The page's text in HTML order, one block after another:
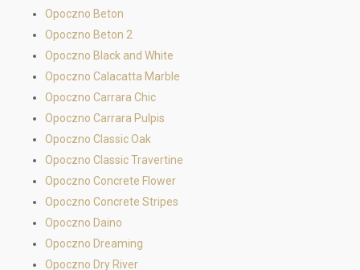
Opoczno Beton
Opoczno Beton 2
Opoczno Black and White
Opoczno Calacatta Marble
Opoczno Carrara Chic
Opoczno Carrara Pulpis
Opoczno Classic Oak
Opoczno Classic Travertine
Opoczno Concrete Flower
Opoczno Concrete Stripes
Opoczno Daino
Opoczno Dreaming
Opoczno Dry River